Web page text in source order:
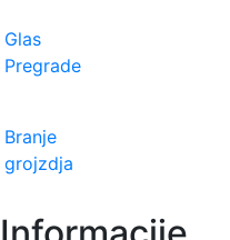
Glas
Pregrade
Branje
grojzdja